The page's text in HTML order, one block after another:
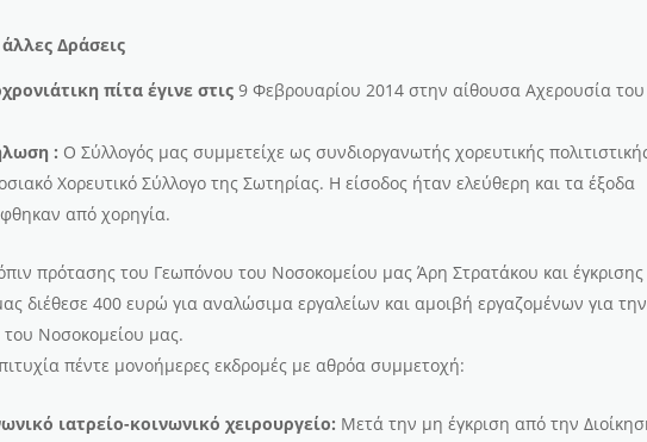
Δράσεις
πίτα έγινε στις9 Φεβρουαρίου 2014 στην αίθουσα Αχερουσία του
: Ο Σύλλογός μας συμμετείχε ως συνδιοργανωτής χορευτικής
Χορευτικό Σύλλογο της Σωτηρίας. Η είσοδος ήταν ελεύθερη και τα έξοδα
από χορηγία.
πρότασης του Γεωπόνου του Νοσοκομείου μας Άρη Στρατάκου και έγκρισης
διέθεσε 400 ευρώ για αναλώσιμα εργαλείων και αμοιβή εργαζομένων για την
Νοσοκομείου μας.
πέντε μονοήμερες εκδρομές με αθρόα συμμετοχή:
ιατρείο-κοινωνικό χειρουργείο: Μετά την μη έγκριση από την